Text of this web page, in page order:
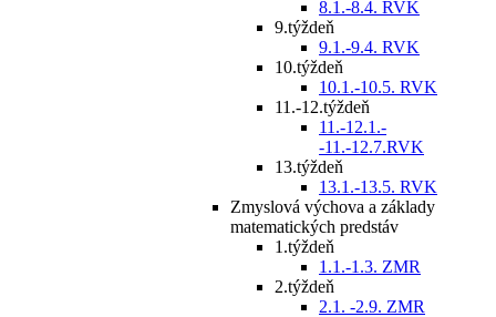
8.1.-8.4. RVK
9.týždeň
9.1.-9.4. RVK
10.týždeň
10.1.-10.5. RVK
11.-12.týždeň
11.-12.1.-
-11.-12.7.RVK
13.týždeň
13.1.-13.5. RVK
Zmyslová výchova a základy
matematických predstáv
1.týždeň
1.1.-1.3. ZMR
2.týždeň
2.1. -2.9. ZMR